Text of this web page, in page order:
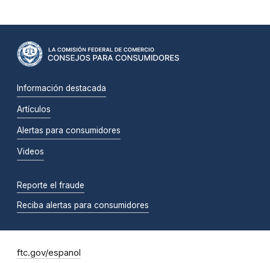
Información destacada
Artículos
Alertas para consumidores
Videos
Reporte el fraude
Reciba alertas para consumidores
ftc.gov/espanol